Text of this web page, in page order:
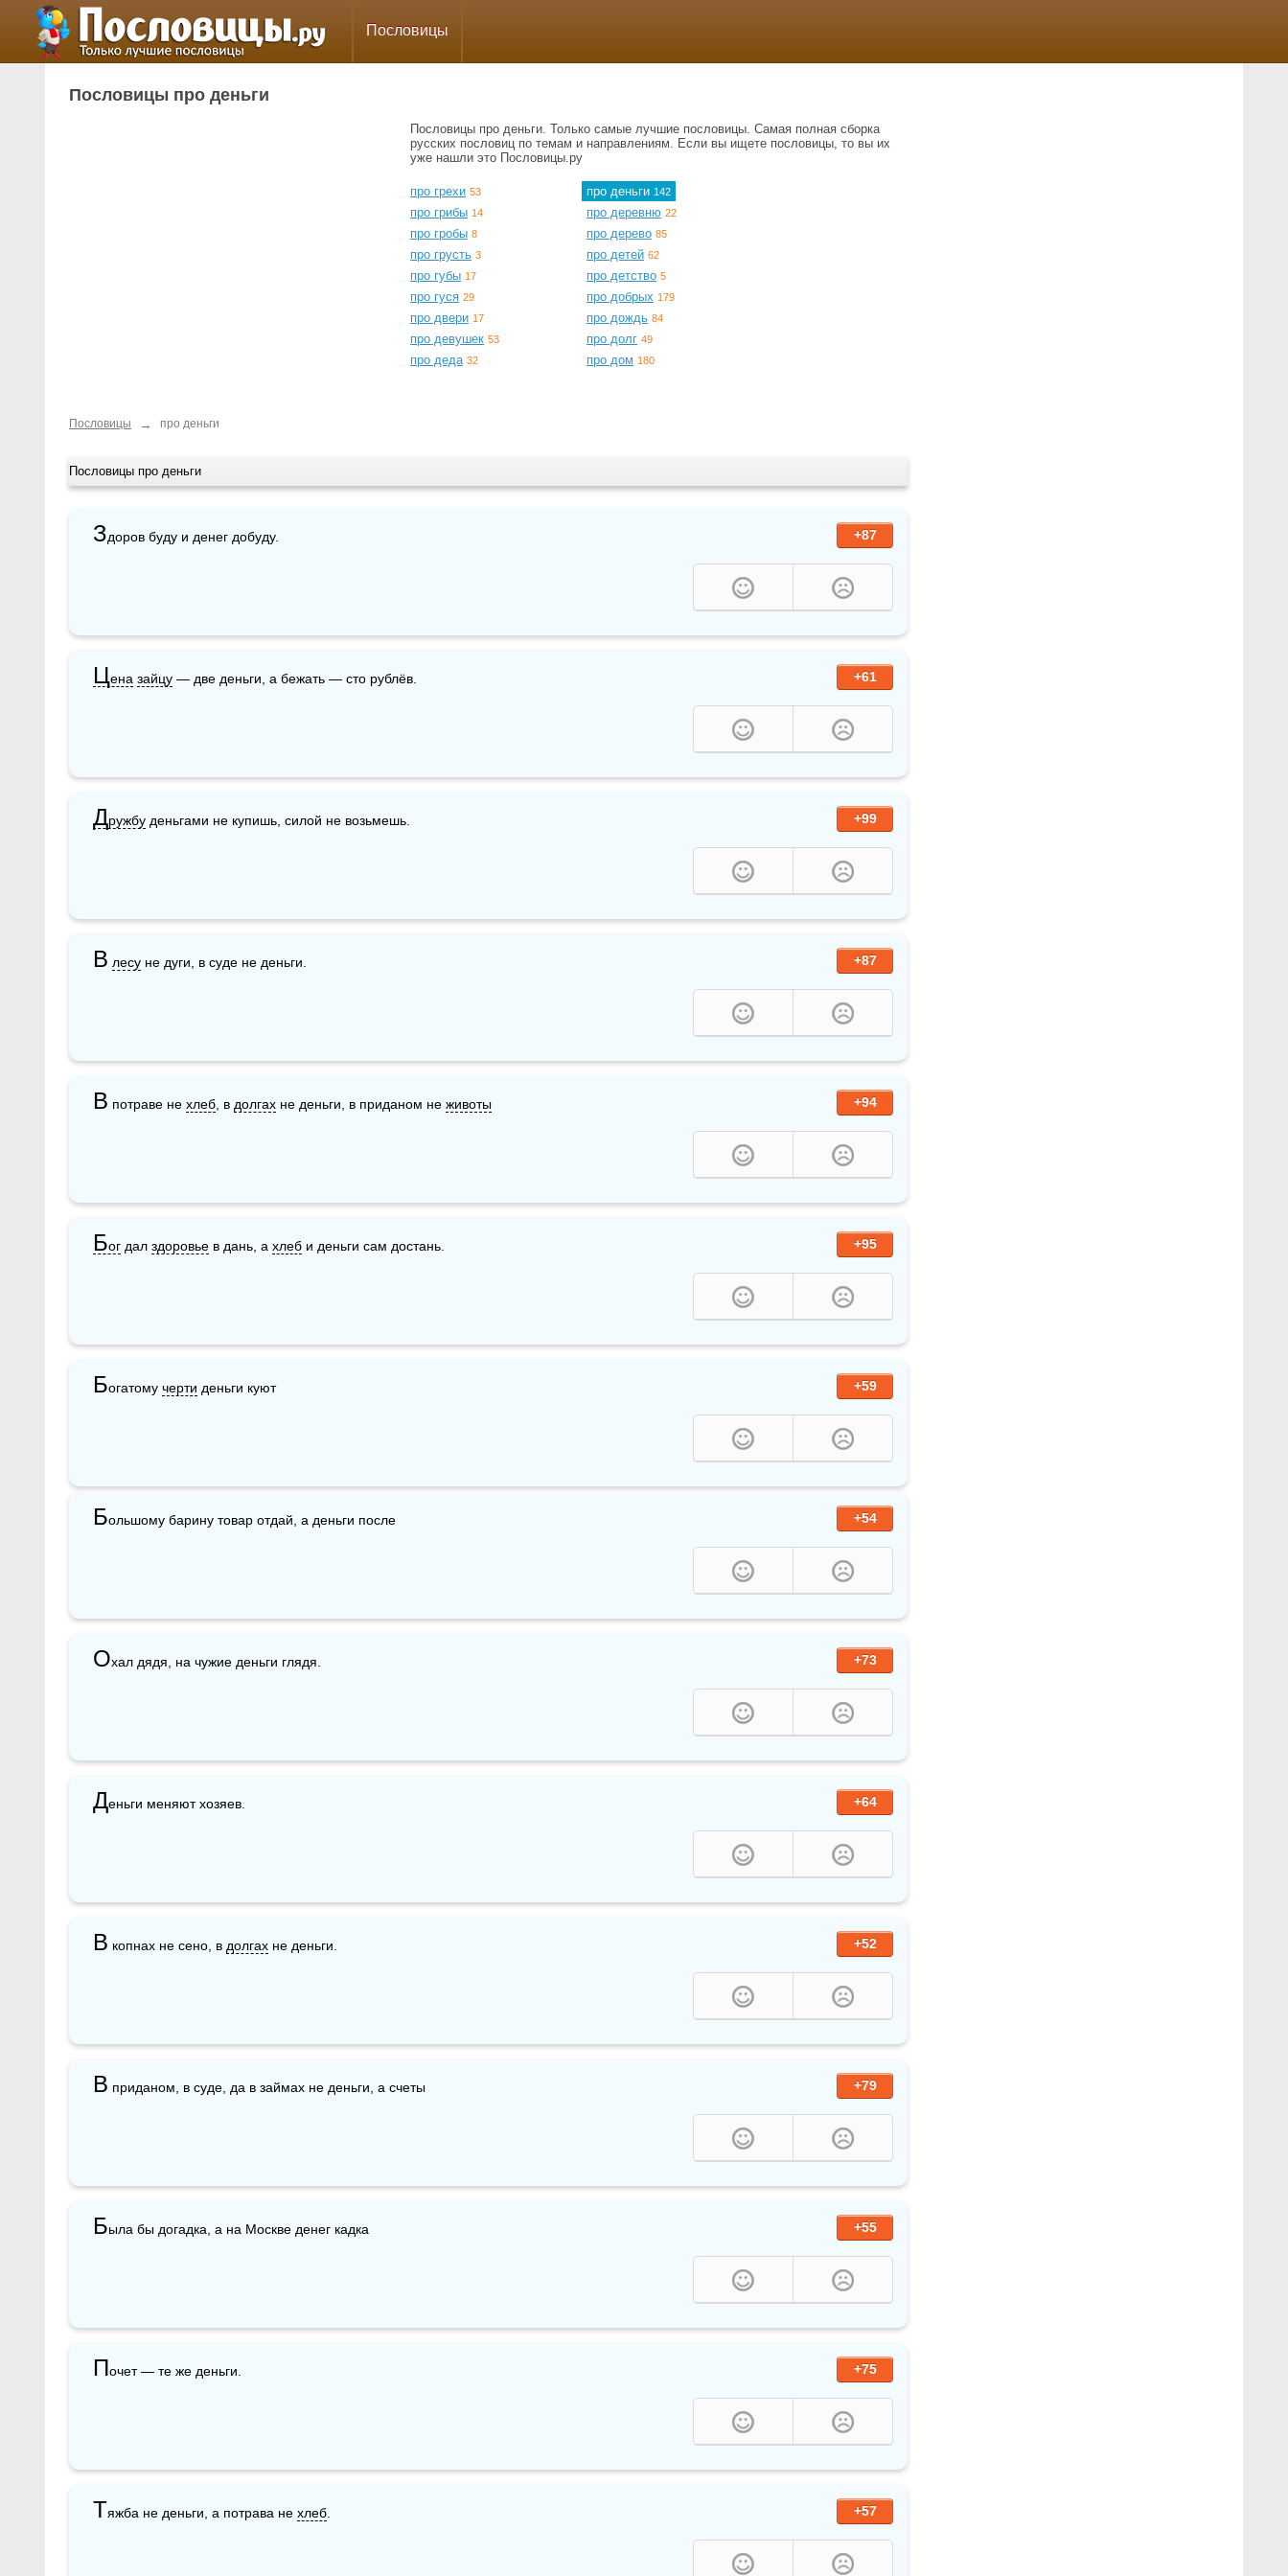
Пословицы
Пословицы про деньги
Пословицы про деньги. Только самые лучшие пословицы. Самая полная сборка
русских пословиц по темам и направлениям. Если вы ищете пословицы, то вы их
уже нашли это Пословицы.ру
про грехи 53
про грибы 14
про гробы 8
про грусть 3
про губы 17
про гуся 29
про двери 17
про девушек 53
про деда 32
про деньги 142
про деревню 22
про дерево 85
про детей 62
про детство 5
про добрых 179
про дождь 84
про долг 49
про дом 180
Пословицы → про деньги
Пословицы про деньги
+87
Здоров буду и денег добуду.
+61
Цена зайцу — две деньги, а бежать — сто рублёв.
+99
Дружбу деньгами не купишь, силой не возьмешь.
+87
В лесу не дуги, в суде не деньги.
+94
В потраве не хлеб , в долгах не деньги, в приданом не животы
+95
Бог дал здоровье в дань, а хлеб и деньги сам достань.
+59
Богатому черти деньги куют
+54
Большому барину товар отдай, а деньги после
+73
Охал дядя, на чужие деньги глядя.
+64
Деньги меняют хозяев.
+52
В копнах не сено, в долгах не деньги.
+79
В приданом, в суде, да в займах не деньги, а счеты
+55
Была бы догадка, а на Москве денег кадка
+75
Почет — те же деньги.
+57
Тяжба не деньги, а потрава не хлеб